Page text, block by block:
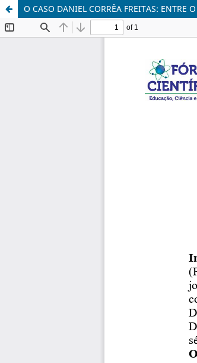
O CASO DANIEL CORRÊA FREITAS: ENTRE